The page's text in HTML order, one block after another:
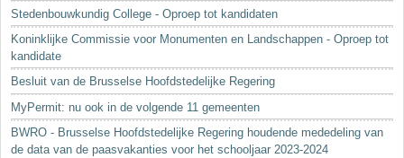
Stedenbouwkundig College - Oproep tot kandidaten
Koninklijke Commissie voor Monumenten en Landschappen - Oproep tot
kandidate
Besluit van de Brusselse Hoofdstedelijke Regering
MyPermit: nu ook in de volgende 11 gemeenten
BWRO - Brusselse Hoofdstedelijke Regering houdende mededeling van
de data van de paasvakanties voor het schooljaar 2023-2024